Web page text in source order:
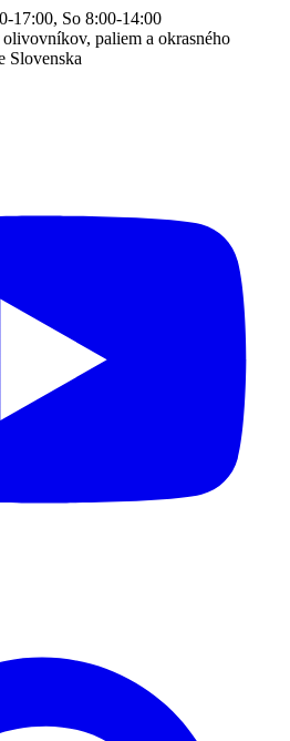
17:00, So 8:00-14:00
paliem a okrasného
Slovenska